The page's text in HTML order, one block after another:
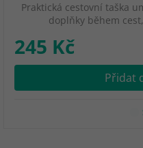
Praktická cestovní taška
doplňky během
245 Kč
Přidat